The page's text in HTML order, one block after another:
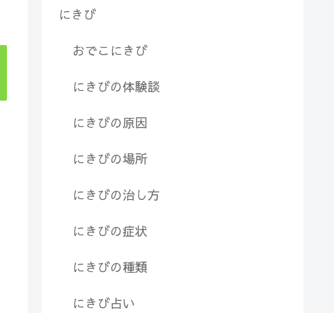
にきび
おでこにきび
にきびの体験談
にきびの原因
にきびの場所
にきびの治し方
にきびの症状
にきびの種類
にきび占い